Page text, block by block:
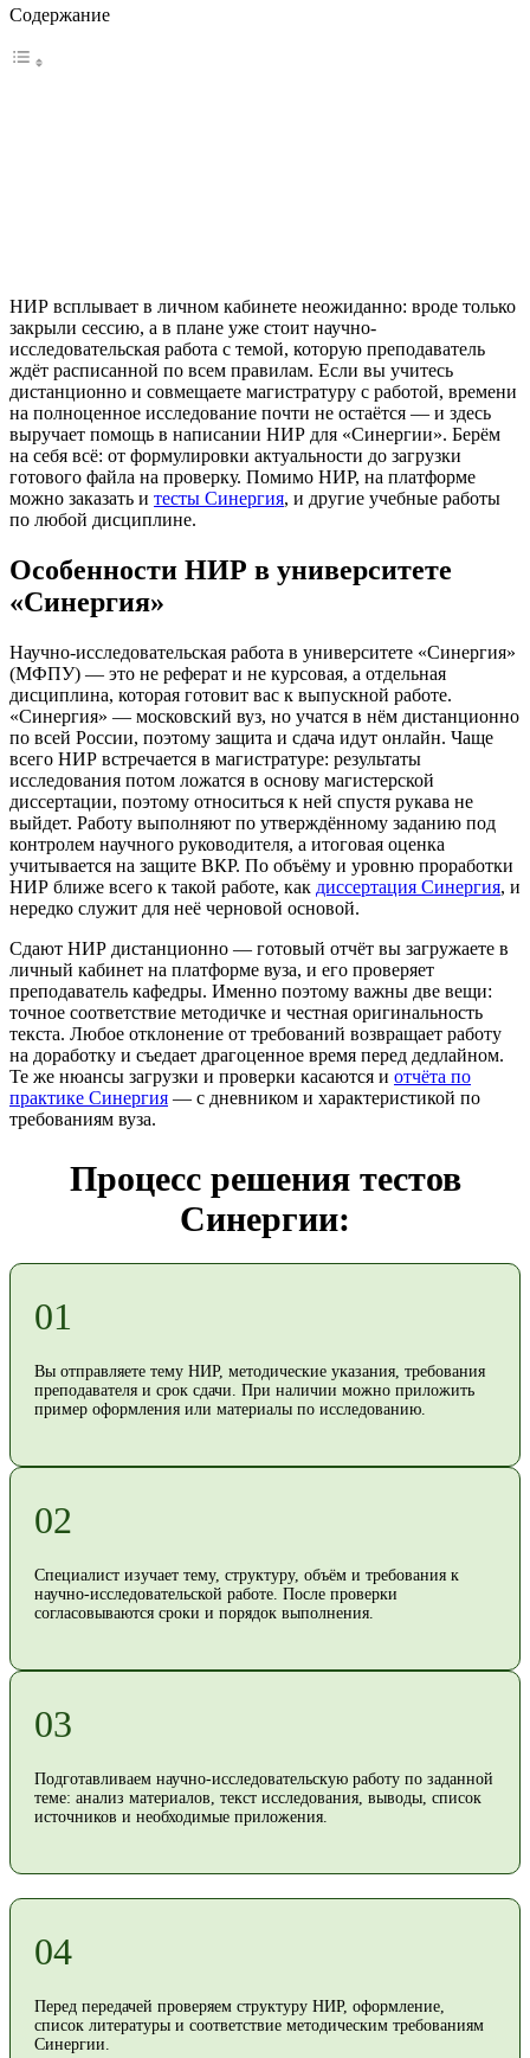
Содержание
НИР всплывает в личном кабинете неожиданно: вроде только
закрыли сессию, а в плане уже стоит научно-
исследовательская работа с темой, которую преподаватель
ждёт расписанной по всем правилам. Если вы учитесь
дистанционно и совмещаете магистратуру с работой, времени
на полноценное исследование почти не остаётся — и здесь
выручает помощь в написании НИР для «Синергии». Берём
на себя всё: от формулировки актуальности до загрузки
готового файла на проверку. Помимо НИР, на платформе
можно заказать и тесты Синергия, и другие учебные работы
по любой дисциплине.
Особенности НИР в университете
«Синергия»
Научно-исследовательская работа в университете «Синергия»
(МФПУ) — это не реферат и не курсовая, а отдельная
дисциплина, которая готовит вас к выпускной работе.
«Синергия» — московский вуз, но учатся в нём дистанционно
по всей России, поэтому защита и сдача идут онлайн. Чаще
всего НИР встречается в магистратуре: результаты
исследования потом ложатся в основу магистерской
диссертации, поэтому относиться к ней спустя рукава не
выйдет. Работу выполняют по утверждённому заданию под
контролем научного руководителя, а итоговая оценка
учитывается на защите ВКР. По объёму и уровню проработки
НИР ближе всего к такой работе, как диссертация Синергия, и
нередко служит для неё черновой основой.
Сдают НИР дистанционно — готовый отчёт вы загружаете в
личный кабинет на платформе вуза, и его проверяет
преподаватель кафедры. Именно поэтому важны две вещи:
точное соответствие методичке и честная оригинальность
текста. Любое отклонение от требований возвращает работу
на доработку и съедает драгоценное время перед дедлайном.
Те же нюансы загрузки и проверки касаются и отчёта по
практике Синергия — с дневником и характеристикой по
требованиям вуза.
Процесс решения тестов
Синергии:
01
Вы отправляете тему НИР, методические указания, требования
преподавателя и срок сдачи. При наличии можно приложить
пример оформления или материалы по исследованию.
02
Специалист изучает тему, структуру, объём и требования к
научно-исследовательской работе. После проверки
согласовываются сроки и порядок выполнения.
03
Подготавливаем научно-исследовательскую работу по заданной
теме: анализ материалов, текст исследования, выводы, список
источников и необходимые приложения.
04
Перед передачей проверяем структуру НИР, оформление,
список литературы и соответствие методическим требованиям
Синергии.